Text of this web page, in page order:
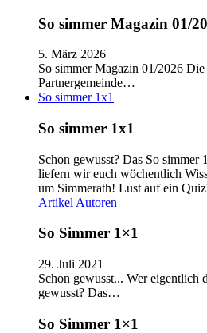
So simmer Magazin 01/
5. März 2026
So simmer Magazin 01/2026
Partnergemeinde…
So simmer 1x1
So simmer 1x1
Schon gewusst? Das So
liefern wir euch wöchentlich
um Simmerath! Lust auf ein
Artikel Autoren
So Simmer 1×1
29. Juli 2021
Schon gewusst... Wer eigentlich
gewusst? Das…
So Simmer 1×1